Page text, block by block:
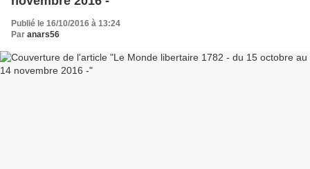
Publié le 16/10/2016 à 13:24
Par anars56